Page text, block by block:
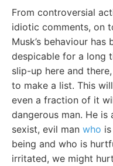
From controversial
idiotic comments, on
Musk’s behaviour
despicable for a long
slip-up here and
to make a list. This
even a fraction of it
dangerous man. He is
sexist, evil man who
being and who is
irritated, we might